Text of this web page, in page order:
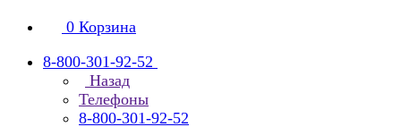
0 Корзина
8-800-301-92-52
Назад
Телефоны
8-800-301-92-52